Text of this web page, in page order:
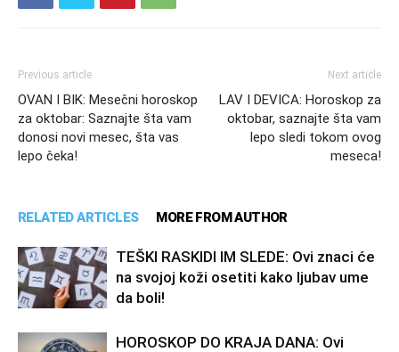
Previous article
OVAN I BIK: Mesečni horoskop
za oktobar: Saznajte šta vam
donosi novi mesec, šta vas
lepo čeka!
Next article
LAV I DEVICA: Horoskop za
oktobar, saznajte šta vam
lepo sledi tokom ovog
meseca!
RELATED ARTICLES MORE FROM AUTHOR
TEŠKI RASKIDI IM SLEDE: Ovi znaci će
na svojoj koži osetiti kako ljubav ume
da boli!
HOROSKOP DO KRAJA DANA: Ovi